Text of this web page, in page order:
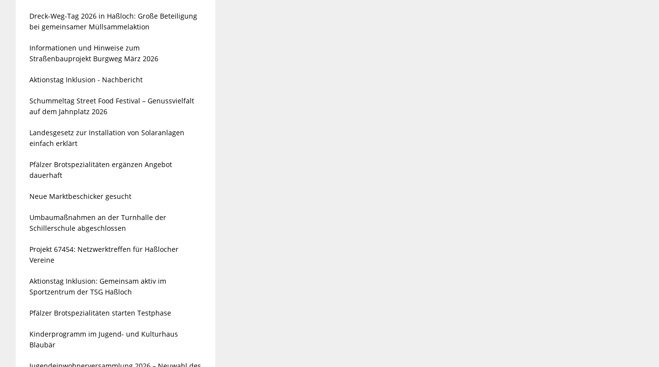
Dreck-Weg-Tag 2026 in Haßloch: Große Beteiligung
bei gemeinsamer Müllsammelaktion
Informationen und Hinweise zum
Straßenbauprojekt Burgweg März 2026
Aktionstag Inklusion - Nachbericht
Schummeltag Street Food Festival – Genussvielfalt
auf dem Jahnplatz 2026
Landesgesetz zur Installation von Solaranlagen
einfach erklärt
Pfälzer Brotspezialitäten ergänzen Angebot
dauerhaft
Neue Marktbeschicker gesucht
Umbaumaßnahmen an der Turnhalle der
Schillerschule abgeschlossen
Projekt 67454: Netzwerktreffen für Haßlocher
Vereine
Aktionstag Inklusion: Gemeinsam aktiv im
Sportzentrum der TSG Haßloch
Pfälzer Brotspezialitäten starten Testphase
Kinderprogramm im Jugend- und Kulturhaus
Blaubär